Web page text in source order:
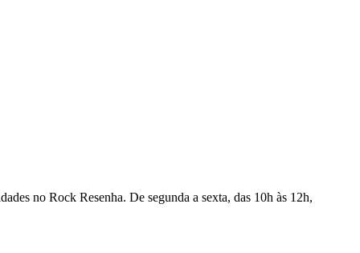
no Rock Resenha. De segunda a sexta, das 10h às 12h,